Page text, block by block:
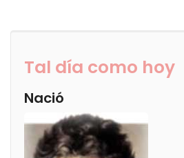
Tal día como hoy
Nació